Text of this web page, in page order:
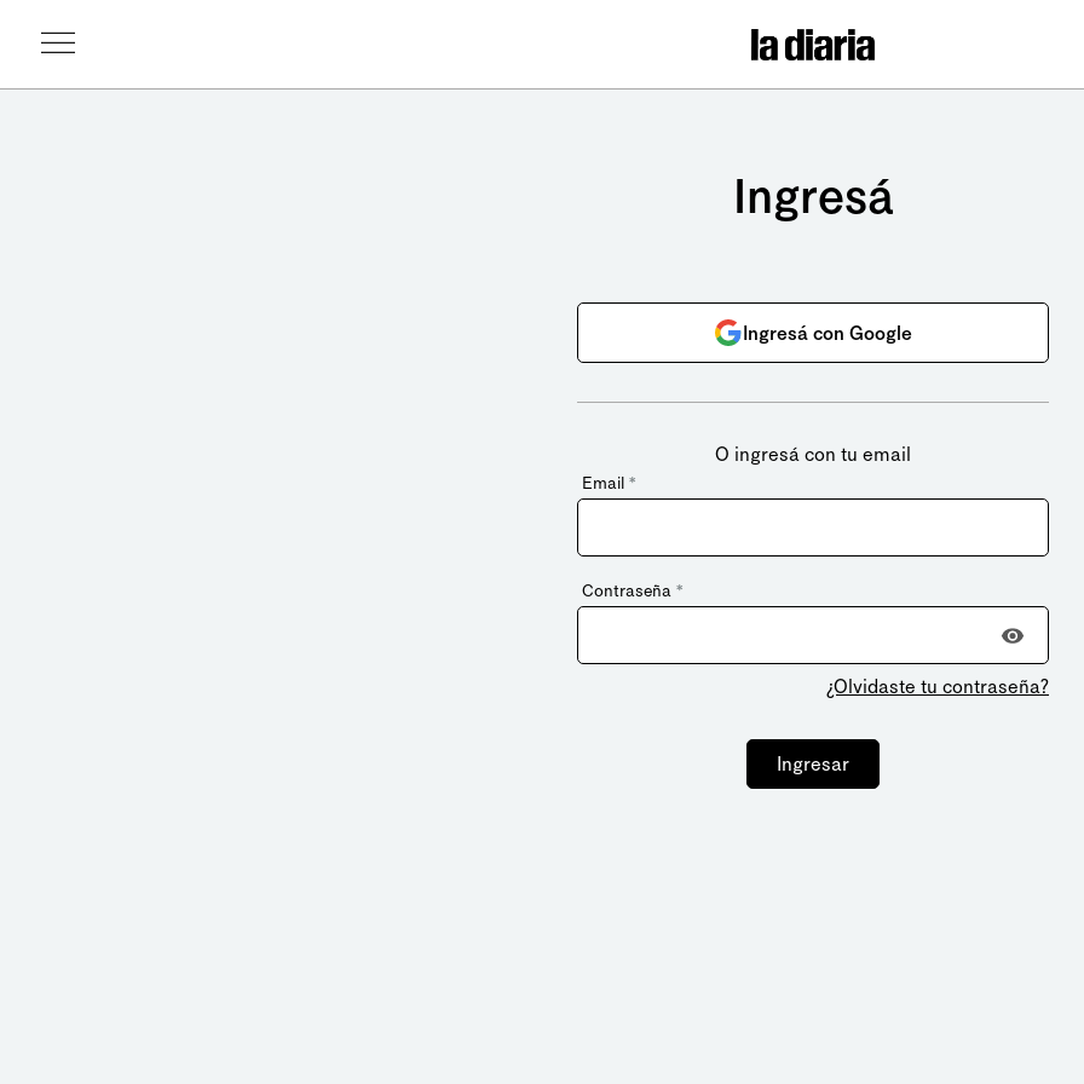
Ingresá
Ingresá con Google
O ingresá con tu email
Email *
Contraseña *
¿Olvidaste tu contraseña?
Ingresar